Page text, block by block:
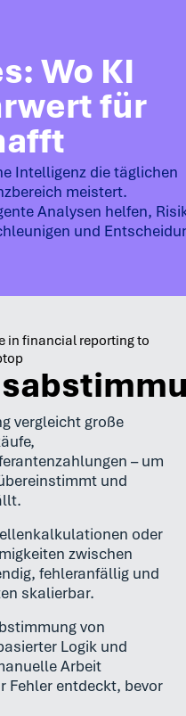
Wo KI
für
Intelligenz die täglichen
meistert.
Analysen helfen,
und
vergleicht große
– um
und
oder
zwischen
fehleranfällig und
skalierbar.
von
Logik und
Arbeit
Fehler entdeckt, bevor